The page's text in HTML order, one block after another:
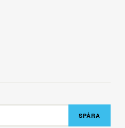
SPÅRA